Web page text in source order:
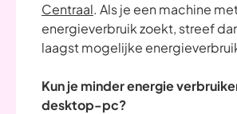
Centraal. Als je een machine
energieverbruik zoekt, streef
laagst mogelijke
Kun je minder energie
desktop-pc?